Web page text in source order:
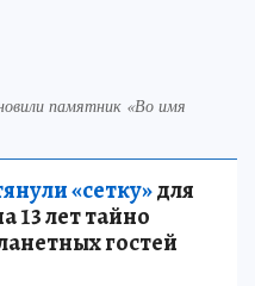
памятник «Во имя
«сетку»для
13 лет тайно
гостей